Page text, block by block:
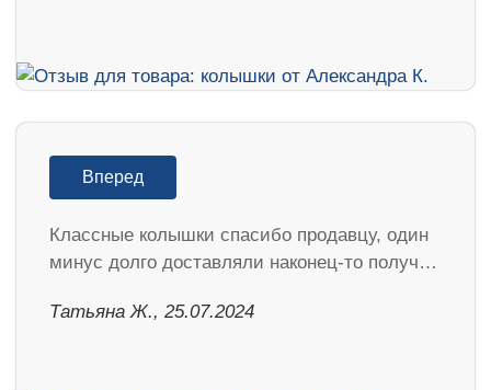
Вперед
Классные колышки спасибо продавцу, один
минус долго доставляли наконец-то получ…
Татьяна Ж., 25.07.2024